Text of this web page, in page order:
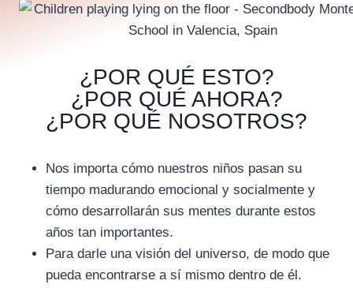
¿POR QUÉ ESTO?
¿POR QUÉ AHORA?
¿POR QUÉ NOSOTROS?
Nos importa cómo nuestros niños pasan su
tiempo madurando emocional y socialmente y
cómo desarrollarán sus mentes durante estos
años tan importantes.
Para darle una visión del universo, de modo que
pueda encontrarse a sí mismo dentro de él.